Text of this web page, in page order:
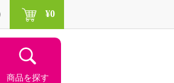
商品を探す
¥0